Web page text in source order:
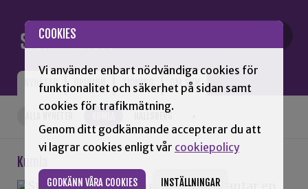
COOKIES
Vi använder enbart nödvändiga cookies för
funktionalitet och säkerhet på sidan samt
cookies för trafikmätning.
Genom ditt godkännande accepterar du att
vi lagrar cookies enligt vår cookiepolicy
GODKÄNN VÅRA COOKIES INSTÄLLNINGAR
NYHETER OPINION TIDNING OM SNN
HALLSBERG
Kumla